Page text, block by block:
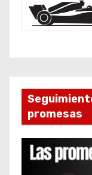
promesas